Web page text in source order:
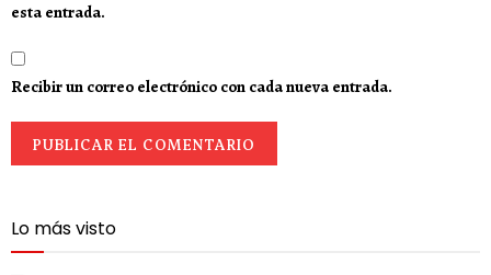
esta entrada.
Recibir un correo electrónico con cada nueva entrada.
Lo más visto